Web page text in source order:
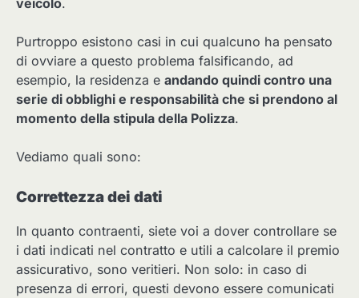
veicolo.
Purtroppo esistono casi in cui qualcuno ha pensato
di ovviare a questo problema falsificando, ad
esempio, la residenza e andando quindi contro una
serie di obblighi e responsabilità che si prendono al
momento della stipula della Polizza.
Vediamo quali sono:
Correttezza dei dati
In quanto contraenti, siete voi a dover controllare se
i dati indicati nel contratto e utili a calcolare il premio
assicurativo, sono veritieri. Non solo: in caso di
presenza di errori, questi devono essere comunicati